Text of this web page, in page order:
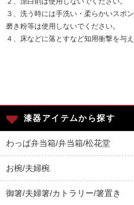
３、洗う時には手洗い・柔らかいスポ
磨き粉等は使用しないでください。
４、床などに落とすなど知用衝撃を与え
漆器アイテムから探す
わっぱ弁当箱/弁当箱/松花堂
お椀/夫婦椀
御箸/夫婦箸/カトラリー/箸置き